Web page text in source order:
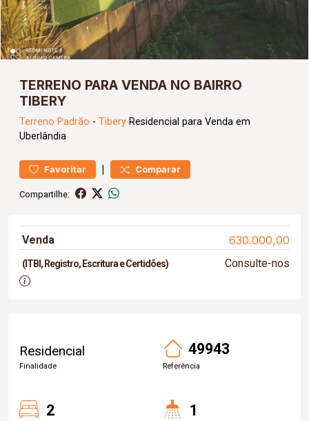
TERRENO PARA VENDA NO BAIRRO
TIBERY
Terreno Padrão - Tibery Residencial para Venda em
Uberlândia
Favoritar | Comparar
Compartilhe:
Venda 630.000,00
(ITBI, Registro, Escritura e Certidões) Consulte-nos
Residencial
Finalidade
49943
Referência
2 1